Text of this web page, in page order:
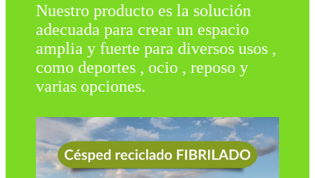
Nuestro producto es la solución
adecuada para crear un espacio
amplia y fuerte para diversos usos ,
como deportes , ocio , reposo y
varias opciones.